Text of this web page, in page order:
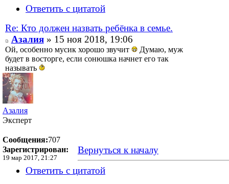
Ответить с цитатой
Re: Кто должен назвать ребёнка в семье.
Азалия» 15 ноя 2018, 19:06
Ой, особенно мусик хорошо звучит
Думаю, муж
будет в восторге, если сонюшка начнет его так
называть
Азалия
Эксперт
Сообщения:707
Зарегистрирован:
19 мар 2017, 21:27
Вернуться к началу
Ответить с цитатой